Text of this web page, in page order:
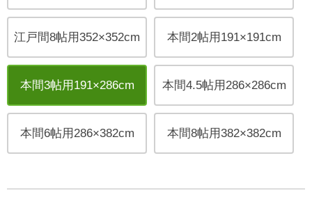
江戸間8帖用352×352cm 本間2帖用191×191cm
本間3帖用191×286cm 本間4.5帖用286×286cm
本間6帖用286×382cm 本間8帖用382×382cm